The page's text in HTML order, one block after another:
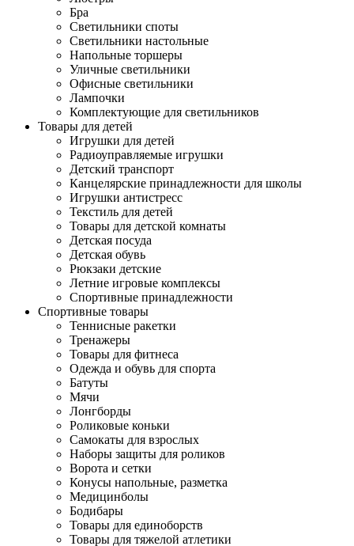
Бра
Светильники споты
Светильники настольные
Напольные торшеры
Уличные светильники
Офисные светильники
Лампочки
Комплектующие для светильников
Товары для детей
Игрушки для детей
Радиоуправляемые игрушки
Детский транспорт
Канцелярские принадлежности для школы
Игрушки антистресс
Текстиль для детей
Товары для детской комнаты
Детская посуда
Детская обувь
Рюкзаки детские
Летние игровые комплексы
Спортивные принадлежности
Спортивные товары
Теннисные ракетки
Тренажеры
Товары для фитнеса
Одежда и обувь для спорта
Батуты
Мячи
Лонгборды
Роликовые коньки
Самокаты для взрослых
Наборы защиты для роликов
Ворота и сетки
Конусы напольные, разметка
Медицинболы
Бодибары
Товары для единоборств
Товары для тяжелой атлетики